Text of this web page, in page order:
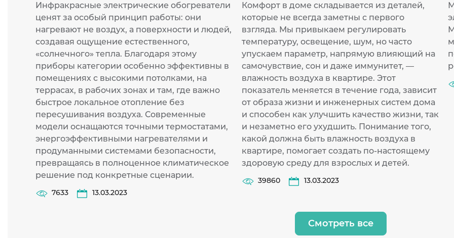
Инфракрасные электрические обогреватели
ценят за особый принцип работы: они
нагревают не воздух, а поверхности и людей,
создавая ощущение естественного,
«солнечного» тепла. Благодаря этому
приборы категории особенно эффективны в
помещениях с высокими потолками, на
террасах, в рабочих зонах и там, где важно
быстрое локальное отопление без
пересушивания воздуха. Современные
модели оснащаются точными термостатами,
энергоэффективными нагревателями и
продуманными системами безопасности,
превращаясь в полноценное климатическое
решение под конкретные сценарии.
7633 13.03.2023
Комфорт в доме складывается из деталей,
которые не всегда заметны с первого
взгляда. Мы привыкаем регулировать
температуру, освещение, шум, но часто
упускаем параметр, напрямую влияющий на
самочувствие, сон и даже иммунитет, —
влажность воздуха в квартире. Этот
показатель меняется в течение года, зависит
от образа жизни и инженерных систем дома
и способен как улучшить качество жизни, так
и незаметно его ухудшить. Понимание того,
какой должна быть влажность воздуха в
квартире, помогает создать по-настоящему
здоровую среду для взрослых и детей.
39860 13.03.2023
Смотреть все